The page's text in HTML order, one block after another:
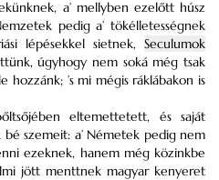
a’ mellyben ezelőtt húsz
pedig a’ tökélletességnek
lépésekkel sietnek, Seculumok
úgyhogy nem soká még tsak
hozzánk; ’s mi mégis ráklábakon is
eltemettetett, és saját
szemeit: a’ Németek pedig nem
ezeknek, hanem még közinkbe
jött menttnek magyar kenyeret